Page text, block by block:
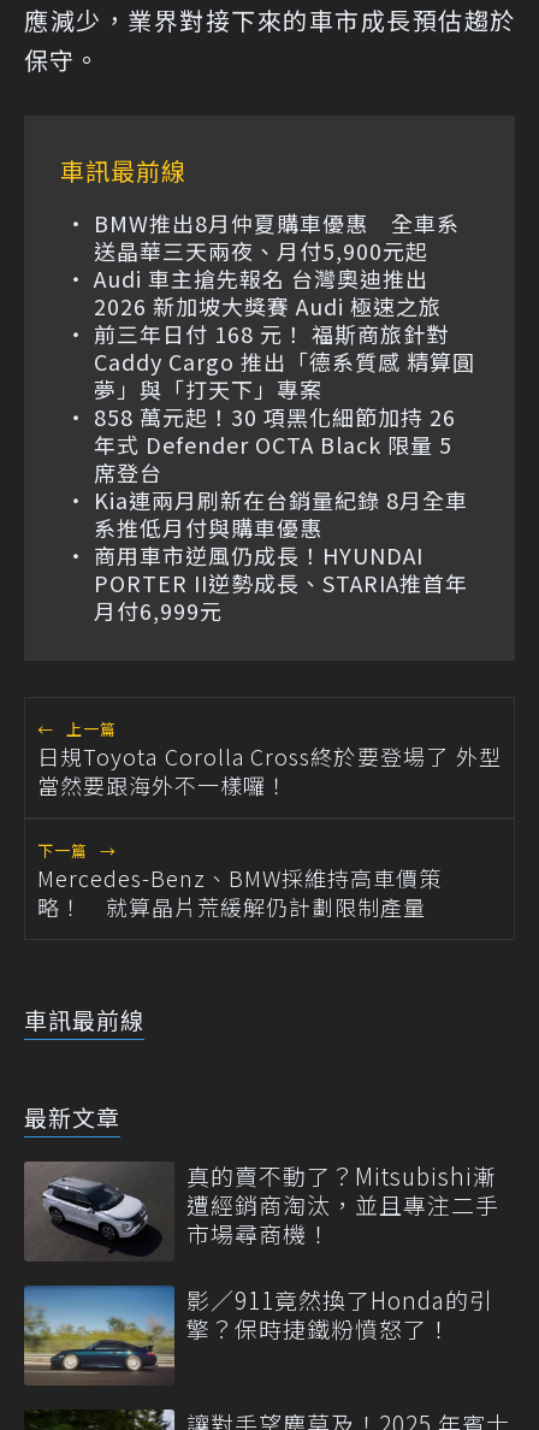
應減少，業界對接下來的車市成長預估趨於
保守。
車訊最前線
BMW推出8月仲夏購車優惠 全車系
送晶華三天兩夜、月付5,900元起
Audi 車主搶先報名 台灣奧迪推出
2026 新加坡大獎賽 Audi 極速之旅
前三年日付 168 元！ 福斯商旅針對
Caddy Cargo 推出「德系質感 精算圓
夢」與「打天下」專案
858 萬元起！30 項黑化細節加持 26
年式 Defender OCTA Black 限量 5
席登台
Kia連兩月刷新在台銷量紀錄 8月全車
系推低月付與購車優惠
商用車市逆風仍成長！HYUNDAI
PORTER II逆勢成長、STARIA推首年
月付6,999元
← 上一篇
日規Toyota Corolla Cross終於要登場了 外型
當然要跟海外不一樣囉！
下一篇 →
Mercedes-Benz、BMW採維持高車價策
略！ 就算晶片荒緩解仍計劃限制產量
車訊最前線
最新文章
真的賣不動了？Mitsubishi漸
遭經銷商淘汰，並且專注二手
市場尋商機！
影／911竟然換了Honda的引
擎？保時捷鐵粉憤怒了！